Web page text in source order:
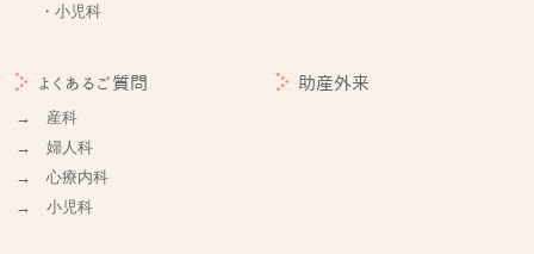
・小児科
よくあるご質問
→ 産科
→ 婦人科
→ 心療内科
→ 小児科
助産外来